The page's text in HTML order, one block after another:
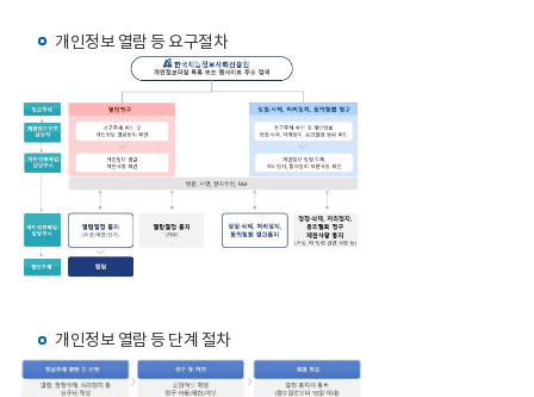
개인정보 열람 등 요구절차
개인정보 열람 등 단계 절차